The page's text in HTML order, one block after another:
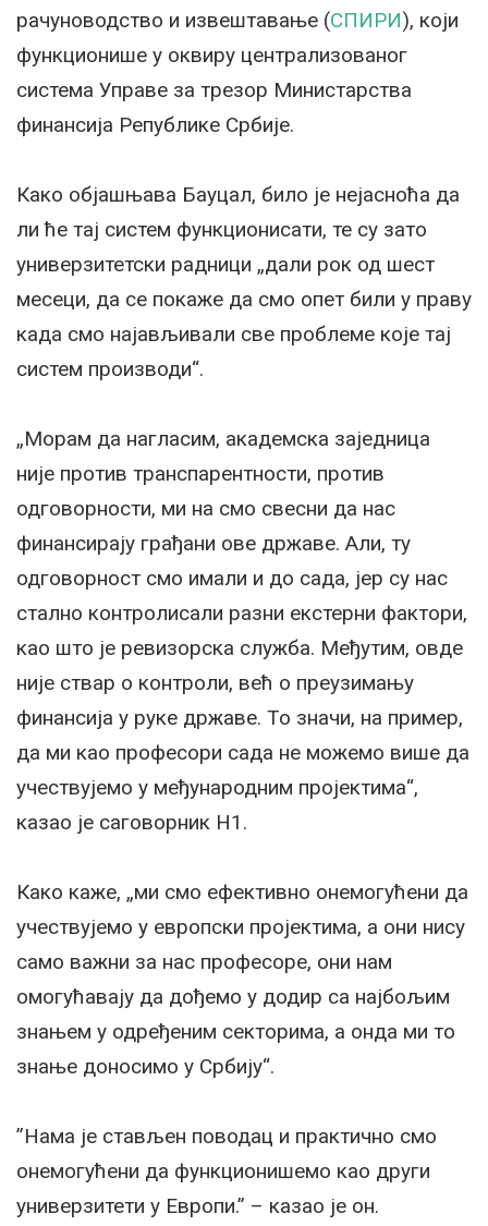
рачуноводство и извештавање (СПИРИ), који
функционише у оквиру централизованог
система Управе за трезор Министарства
финансија Републике Србије.
Како објашњава Бауцал, било је нејасноћа да
ли ће тај систем функционисати, те су зато
универзитетски радници „дали рок од шест
месеци, да се покаже да смо опет били у праву
када смо најављивали све проблеме које тај
систем производи“.
„Морам да нагласим, академска заједница
није против транспарентности, против
одговорности, ми на смо свесни да нас
финансирају грађани ове државе. Али, ту
одговорност смо имали и до сада, јер су нас
стално контролисали разни екстерни фактори,
као што је ревизорска служба. Међутим, овде
није ствар о контроли, већ о преузимању
финансија у руке државе. То значи, на пример,
да ми као професори сада не можемо више да
учествујемо у међународним пројектима“,
казао је саговорник Н1.
Како каже, „ми смо ефективно онемогућени да
учествујемо у европски пројектима, а они нису
само важни за нас професоре, они нам
омогућавају да дођемо у додир са најбољим
знањем у одређеним секторима, а онда ми то
знање доносимо у Србију“.
”Нама је стављен поводац и практично смо
онемогућени да функционишемо као други
универзитети у Европи.” – казао је он.